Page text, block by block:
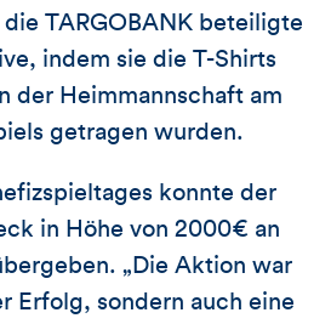
TARGOBANK beteiligte
indem sie die T-Shirts
der Heimmannschaft am
getragen wurden.
konnte der
in Höhe von 2000€ an
„Die Aktion war
Erfolg, sondern auch eine